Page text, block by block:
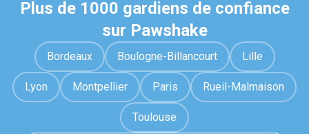
Plus de 1000 gardiens de confiance
sur Pawshake
Bordeaux Boulogne-Billancourt Lille
Lyon Montpellier Paris Rueil-Malmaison
Toulouse